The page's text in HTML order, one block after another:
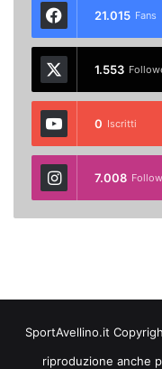
21.015 Fans
1.553
0 Iscritti
7.008
SportAvellino.it
riproduzione anche